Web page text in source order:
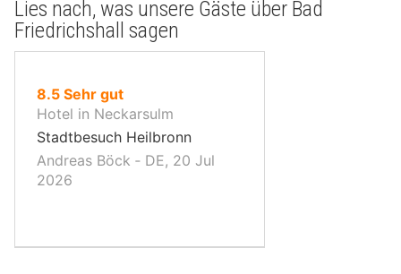
Lies nach, was unsere Gäste über Bad
Friedrichshall sagen
8.5von
10,
Sehr gut
Hotel in Neckarsulm
Stadtbesuch Heilbronn
Andreas Böck ‐ DE, 20 Jul
2026